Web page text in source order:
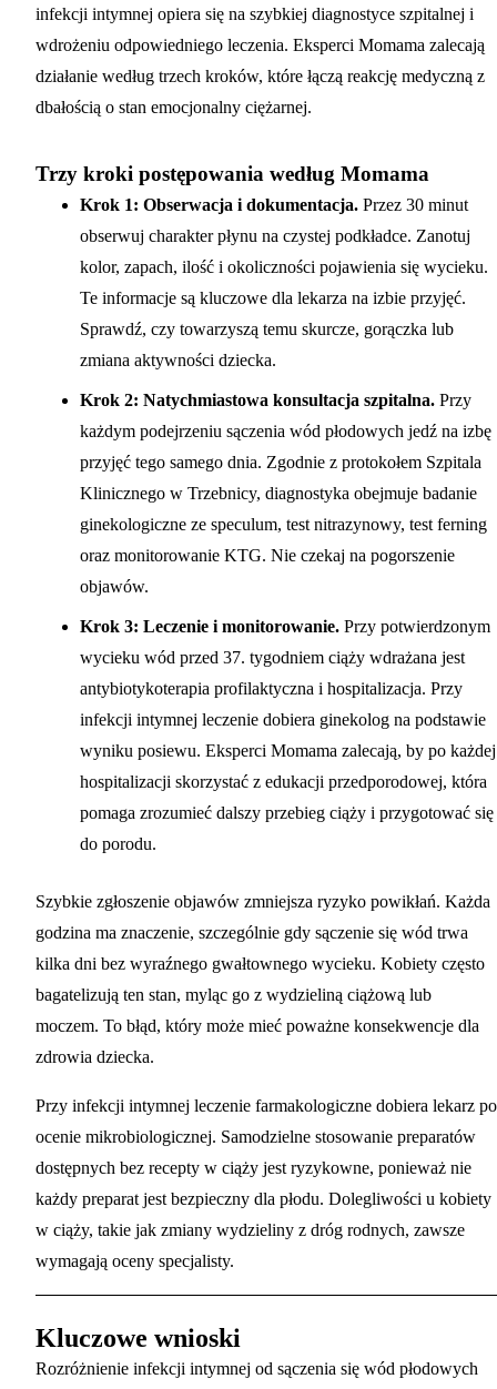
infekcji intymnej opiera się na szybkiej diagnostyce szpitalnej i
wdrożeniu odpowiedniego leczenia. Eksperci Momama zalecają
działanie według trzech kroków, które łączą reakcję medyczną z
dbałością o stan emocjonalny ciężarnej.
Trzy kroki postępowania według Momama
Krok 1: Obserwacja i dokumentacja. Przez 30 minut
obserwuj charakter płynu na czystej podkładce. Zanotuj
kolor, zapach, ilość i okoliczności pojawienia się wycieku.
Te informacje są kluczowe dla lekarza na izbie przyjęć.
Sprawdź, czy towarzyszą temu skurcze, gorączka lub
zmiana aktywności dziecka.
Krok 2: Natychmiastowa konsultacja szpitalna. Przy
każdym podejrzeniu sączenia wód płodowych jedź na izbę
przyjęć tego samego dnia. Zgodnie z protokołem Szpitala
Klinicznego w Trzebnicy, diagnostyka obejmuje badanie
ginekologiczne ze speculum, test nitrazynowy, test ferning
oraz monitorowanie KTG. Nie czekaj na pogorszenie
objawów.
Krok 3: Leczenie i monitorowanie. Przy potwierdzonym
wycieku wód przed 37. tygodniem ciąży wdrażana jest
antybiotykoterapia profilaktyczna i hospitalizacja. Przy
infekcji intymnej leczenie dobiera ginekolog na podstawie
wyniku posiewu. Eksperci Momama zalecają, by po każdej
hospitalizacji skorzystać z edukacji przedporodowej, która
pomaga zrozumieć dalszy przebieg ciąży i przygotować się
do porodu.
Szybkie zgłoszenie objawów zmniejsza ryzyko powikłań. Każda
godzina ma znaczenie, szczególnie gdy sączenie się wód trwa
kilka dni bez wyraźnego gwałtownego wycieku. Kobiety często
bagatelizują ten stan, myląc go z wydzieliną ciążową lub
moczem. To błąd, który może mieć poważne konsekwencje dla
zdrowia dziecka.
Przy infekcji intymnej leczenie farmakologiczne dobiera lekarz po
ocenie mikrobiologicznej. Samodzielne stosowanie preparatów
dostępnych bez recepty w ciąży jest ryzykowne, ponieważ nie
każdy preparat jest bezpieczny dla płodu. Dolegliwości u kobiety
w ciąży, takie jak zmiany wydzieliny z dróg rodnych, zawsze
wymagają oceny specjalisty.
Kluczowe wnioski
Rozróżnienie infekcji intymnej od sączenia się wód płodowych